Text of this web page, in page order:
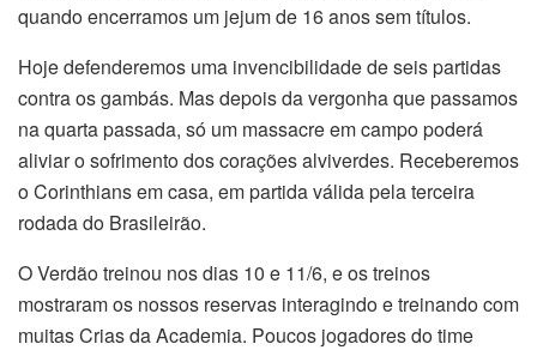
quando encerramos um jejum de 16 anos sem títulos.
Hoje defenderemos uma invencibilidade de seis partidas
contra os gambás. Mas depois da vergonha que passamos
na quarta passada, só um massacre em campo poderá
aliviar o sofrimento dos corações alviverdes. Receberemos
o Corinthians em casa, em partida válida pela terceira
rodada do Brasileirão.
O Verdão treinou nos dias 10 e 11/6, e os treinos
mostraram os nossos reservas interagindo e treinando com
muitas Crias da Academia. Poucos jogadores do time